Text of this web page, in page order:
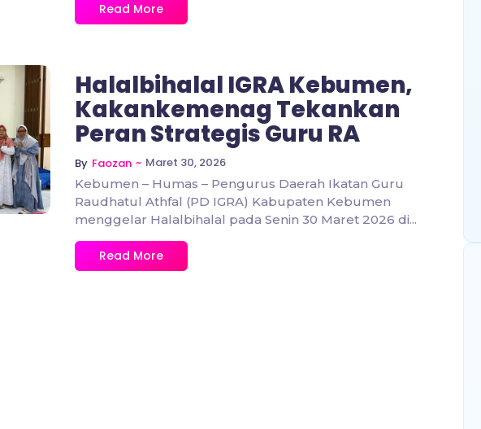
Read More
Halalbihalal IGRA Kebumen,
Kakankemenag Tekankan
Peran Strategis Guru RA
By Faozan ~ Maret 30, 2026
Kebumen – Humas – Pengurus Daerah Ikatan Guru
Raudhatul Athfal (PD IGRA) Kabupaten Kebumen
menggelar Halalbihalal pada Senin 30 Maret 2026 di...
Read More